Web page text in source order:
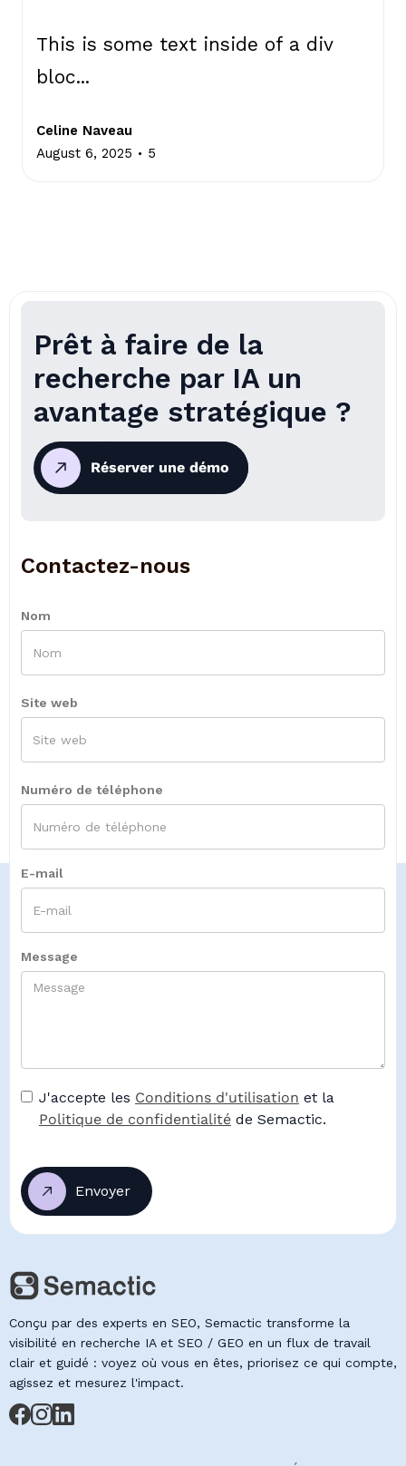
This is some text inside of a div
bloc...
Celine Naveau
August 6, 2025 . 5
Prêt à faire de la
recherche par IA un
avantage stratégique ?
Réserver une démo
Contactez-nous
Nom
Site web
Numéro de téléphone
E-mail
Message
J'accepte les Conditions d'utilisation et la
Politique de confidentialité de Semactic.
Conçu par des experts en SEO, Semactic transforme la
visibilité en recherche IA et SEO / GEO en un flux de travail
clair et guidé : voyez où vous en êtes, priorisez ce qui compte,
agissez et mesurez l'impact.